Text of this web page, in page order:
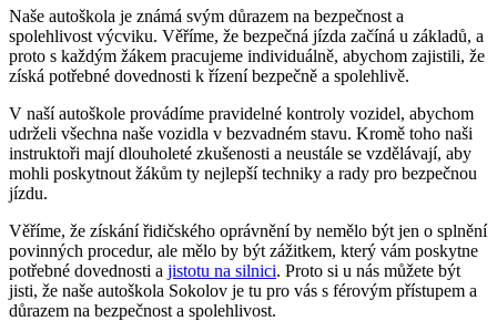
Naše autoškola je známá svým důrazem na bezpečnost a
spolehlivost výcviku. Věříme, že bezpečná jízda začíná u základů, a
proto s každým žákem pracujeme individuálně, abychom zajistili, že
získá potřebné dovednosti k řízení bezpečně a spolehlivě.
V naší autoškole provádíme pravidelné kontroly vozidel, abychom
udrželi všechna naše vozidla v bezvadném stavu. Kromě toho naši
instruktoři mají dlouholeté zkušenosti a neustále se vzdělávají, aby
mohli poskytnout žákům ty nejlepší techniky a rady pro bezpečnou
jízdu.
Věříme, že získání řidičského oprávnění by nemělo být jen o splnění
povinných procedur, ale mělo by být zážitkem, který vám poskytne
potřebné dovednosti a jistotu na silnici. Proto si u nás můžete být
jisti, že naše autoškola Sokolov je tu pro vás s férovým přístupem a
důrazem na bezpečnost a spolehlivost.